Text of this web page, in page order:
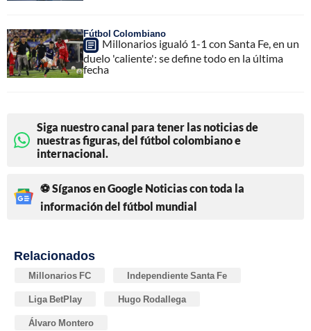
Fútbol Colombiano
Millonarios igualó 1-1 con Santa Fe, en un
duelo 'caliente': se define todo en la última
fecha
Siga nuestro canal para tener las noticias de
nuestras figuras, del fútbol colombiano e
internacional.
⚽ Síganos en Google Noticias con toda la
información del fútbol mundial
Relacionados
Millonarios FC Independiente Santa Fe
Liga BetPlay Hugo Rodallega
Álvaro Montero